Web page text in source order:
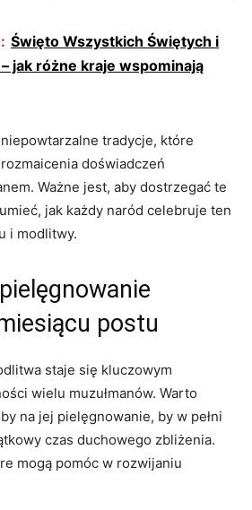
Święto Wszystkich Świętych i
jak różne kraje wspominają
tradycje, które
doświadczeń
Ważne jest, aby dostrzegać te
jak każdy naród celebruje ten
i modlitwy.
postu
staje się kluczowym
wielu muzułmanów. Warto
na jej pielęgnowanie, by w pełni
czas duchowego zbliżenia.
mogą pomóc w rozwijaniu